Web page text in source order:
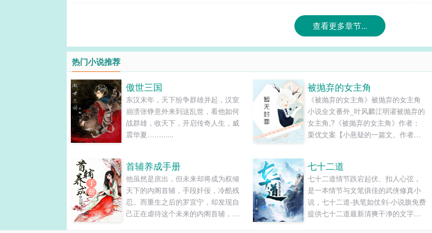
查看更多章节...
热门小说推荐
傲世三国
东汉末年，天下纷争群雄并起，汉室
崩溃张铮意外来到这乱世，看他如何
战群雄，收天下，开启传奇人生，威
震华夏……......
被抛弃的女主角
《被抛弃的女主角》被抛弃的女主角
小说全文番外_叶风麟江明濯被抛弃的
女主角,?《被抛弃的女主角》作者：
栗优文案【小悬疑的一篇文。作者发
梗，女主前期憋屈】我曾经是一个热
门但又极致狗血的恋爱游戏女主角。
除了一张漂亮的脸，我简直一无是
处。我乖乖的待在豪宅里，做一个衣
食无忧又被男主角们宠爱着的菟丝
首辅养成手册
他虽然是庶出，但未来却将成为权倾
天下的内阁首辅，手段奸佞，冷酷残
忍。而重生之后的罗宜宁，却发现自
己正在虐待这个未来的内阁首辅，如
七十二道
七十二道情节跌宕起伏、扣人心弦，
是一本情节与文笔俱佳的武侠修真小
说，七十二道-执笔如仗剑-小说旗免费
提供七十二道最新清爽干净的文字章